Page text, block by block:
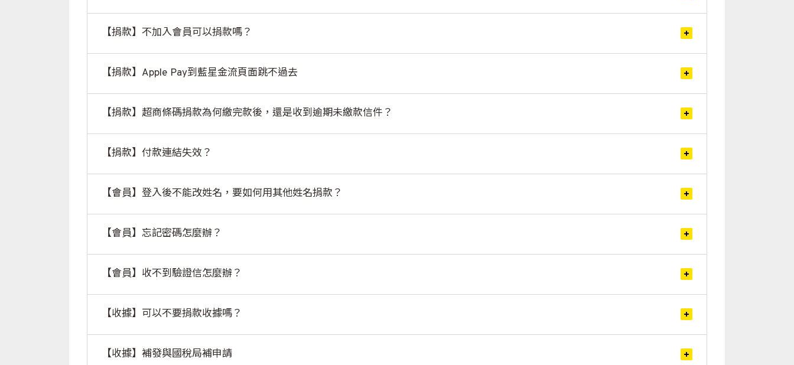
【捐款】不加入會員可以捐款嗎？
【捐款】Apple Pay到藍星金流頁面跳不過去
【捐款】超商條碼捐款為何繳完款後，還是收到逾期未繳款信件？
【捐款】付款連結失效？
【會員】登入後不能改姓名，要如何用其他姓名捐款？
【會員】忘記密碼怎麼辦？
【會員】收不到驗證信怎麼辦？
【收據】可以不要捐款收據嗎？
【收據】補發與國稅局補申請